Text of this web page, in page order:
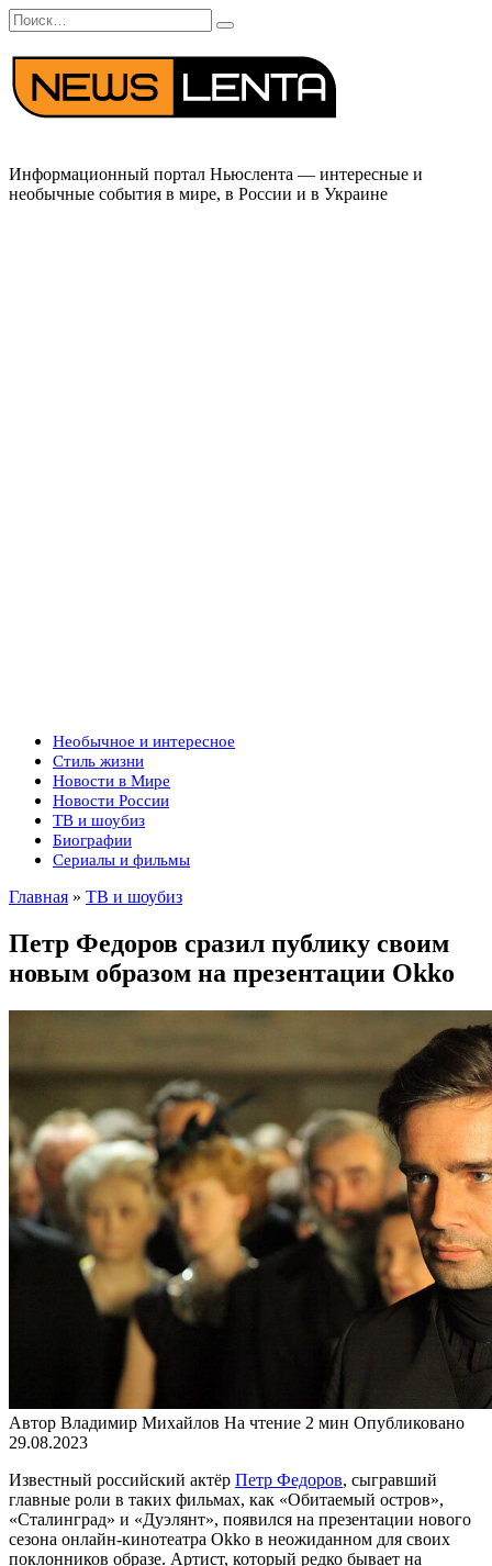
Перейти
к
содержанию
Search
for:
Информационный портал Ньюслента — интересные и
необычные события в мире, в России и в Украине
Необычное и интересное
Стиль жизни
Новости в Мире
Новости России
ТВ и шоубиз
Биографии
Сериалы и фильмы
Главная » ТВ и шоубиз
Петр Федоров сразил публику своим
новым образом на презентации Okko
Автор Владимир Михайлов На чтение 2 мин Опубликовано
29.08.2023
Известный российский актёр Петр Федоров, сыгравший
главные роли в таких фильмах, как «Обитаемый остров»,
«Сталинград» и «Дуэлянт», появился на презентации нового
сезона онлайн-кинотеатра Okko в неожиданном для своих
поклонников образе. Артист, который редко бывает на